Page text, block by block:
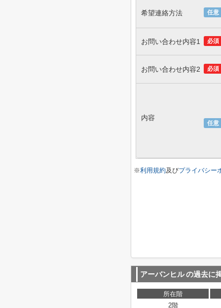
任意
希望連絡方法
必須
お問い合わせ内容1
必須
お問い合わせ内容2
任意
内容
※利用規約及びプライバシー
アーバンヒルの過去に
所在階
2階